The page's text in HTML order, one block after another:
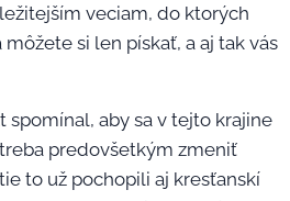
veciam, do ktorých
si len pískať, a aj tak vás
spomínal, aby sa v tejto krajine
predovšetkým zmeniť
to už pochopili aj kresťanskí